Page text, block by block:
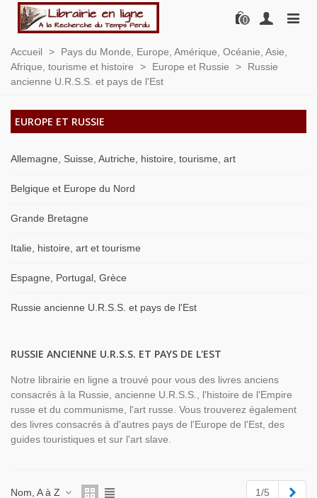
0
Accueil >
Pays du Monde, Europe, Amérique, Océanie, Asie,
Afrique, tourisme et histoire
> Europe et Russie >
Russie
ancienne U.R.S.S. et pays de l'Est
EUROPE ET RUSSIE
Allemagne, Suisse, Autriche, histoire, tourisme, art
Belgique et Europe du Nord
Grande Bretagne
Italie, histoire, art et tourisme
Espagne, Portugal, Grèce
Russie ancienne U.R.S.S. et pays de l'Est
RUSSIE ANCIENNE U.R.S.S. ET PAYS DE L'EST
Notre librairie en ligne a trouvé pour vous des livres anciens
consacrés à la Russie, ancienne U.R.S.S., l'histoire de l'Empire
russe et du communisme, l'art russe. Vous trouverez également
des livres consacrés à d'autres pays de l'Europe de l'Est, des
guides touristiques et sur l'art slave.
Nom, A à Z 1/5